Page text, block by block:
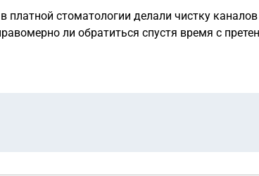
ли обратиться спустя время с